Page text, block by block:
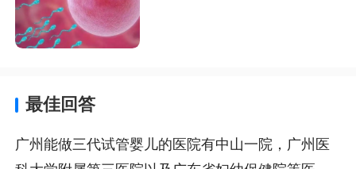
最佳回答
广州能做三代试管婴儿的医院有中山一院，广州医